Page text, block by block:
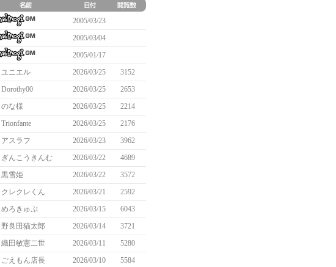
2005/03/23
2005/03/04
2005/01/17
ユニエル 2026/03/25
3152
Dorothy00 2026/03/25
2653
のな様 2026/03/25
2214
Trionfante 2026/03/25
2176
アスラフ 2026/03/23
3962
ぎんこうきんむ 2026/03/22
4689
黒雪姫 2026/03/22
3572
クレクレくん 2026/03/21
2592
めろきゅぷ 2026/03/15
6043
野良田猫太郎 2026/03/14
3721
織田敏憲二世 2026/03/11
5280
ごえもん店長 2026/03/10
5584